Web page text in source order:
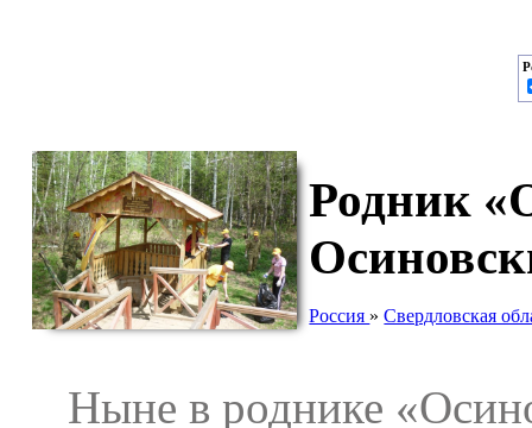
Родник
Россия »Свердловская
Ныне в роднике